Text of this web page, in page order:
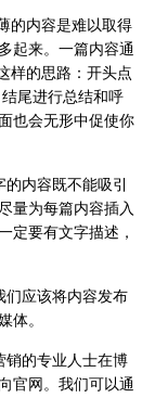
内容是难以取得
起来。一篇内容通
样的思路：开头点
尾进行总结和呼
也会无形中促使你
内容既不能吸引
量为每篇内容插入
定要有文字描述，
应该将内容发布
体。
的专业人士在博
官网。我们可以通